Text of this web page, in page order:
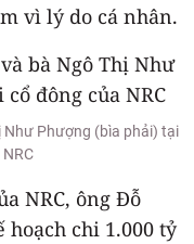
vì lý do cá nhân.
Như Phượng (bìa phải) tại
NRC, ông Đỗ
hoạch chi 1.000 tỷ